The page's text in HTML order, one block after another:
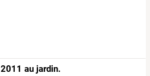
2011 au jardin.